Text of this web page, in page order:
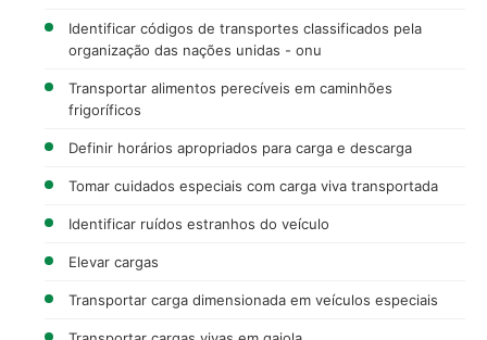
Identificar códigos de transportes classificados pela
organização das nações unidas - onu
Transportar alimentos perecíveis em caminhões
frigoríficos
Definir horários apropriados para carga e descarga
Tomar cuidados especiais com carga viva transportada
Identificar ruídos estranhos do veículo
Elevar cargas
Transportar carga dimensionada em veículos especiais